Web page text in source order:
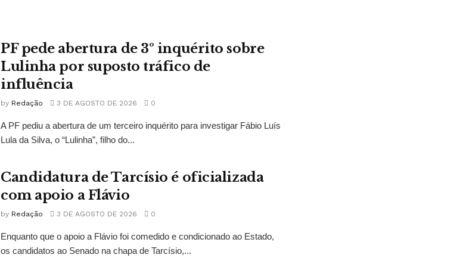
PF pede abertura de 3º inquérito sobre
Lulinha por suposto tráfico de
influência
by Redação 3 DE AGOSTO DE 2026 0
A PF pediu a abertura de um terceiro inquérito para investigar Fábio Luís
Lula da Silva, o “Lulinha”, filho do...
Candidatura de Tarcísio é oficializada
com apoio a Flávio
by Redação 3 DE AGOSTO DE 2026 0
Enquanto que o apoio a Flávio foi comedido e condicionado ao Estado,
os candidatos ao Senado na chapa de Tarcísio,...